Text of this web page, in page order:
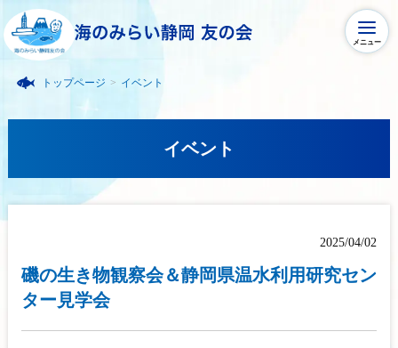
メニュー
トップページ > イベント
イベント
2025/04/02
磯の生き物観察会＆静岡県温水利用研究セン
ター見学会